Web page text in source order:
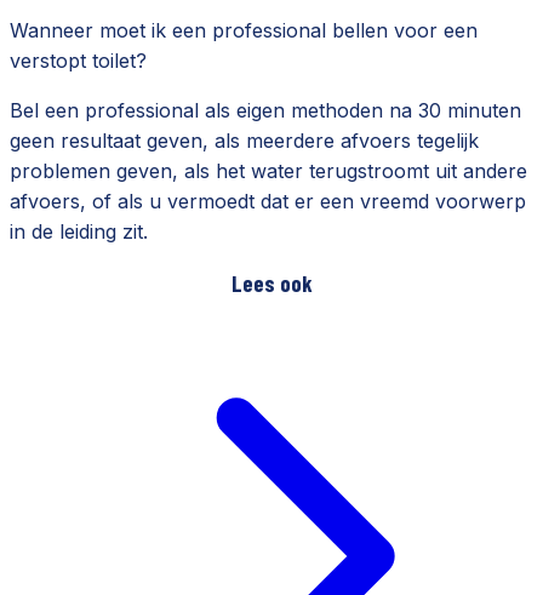
Wanneer moet ik een professional bellen voor een
verstopt toilet?
Bel een professional als eigen methoden na 30 minuten
geen resultaat geven, als meerdere afvoers tegelijk
problemen geven, als het water terugstroomt uit andere
afvoers, of als u vermoedt dat er een vreemd voorwerp
in de leiding zit.
Lees ook